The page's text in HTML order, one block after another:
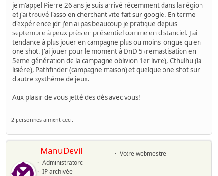
je m'appel Pierre 26 ans je suis arrivé récemment dans la région
et j'ai trouvé l'asso en cherchant vite fait sur google. En terme
d'expérience jdr j'en ai pas beaucoup je pratique depuis
septembre à peux près en présentiel comme en distanciel. J'ai
tendance à plus jouer en campagne plus ou moins longue qu'en
one shot. J'ai jouer pour le moment à DnD 5 (remastisation en
5eme génération de la campagne oblivion 1er livre), Cthulhu (la
lisiére), Pathfinder (campagne maison) et quelque one shot sur
d'autre systhéme de jeux.
Aux plaisir de vous jetté des dès avec vous!
2 personnes aiment ceci.
ManuDevil
Votre webmestre
Administratorc
IP archivée